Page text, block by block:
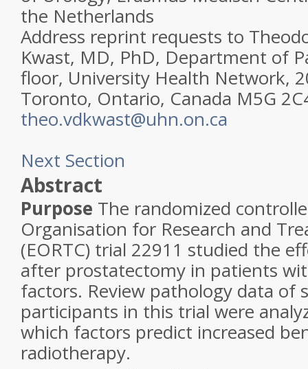
the Netherlands
Address reprint requests to
Kwast, MD, PhD, Department of
floor, University Health Network,
Toronto, Ontario, Canada M5G
theo.vdkwast@uhn.on.ca
Next Section
Abstract
Purpose The randomized
Organisation for Research and
(EORTC) trial 22911 studied the
after prostatectomy in patients
factors. Review pathology data of
participants in this trial were
which factors predict increased
radiotherapy.